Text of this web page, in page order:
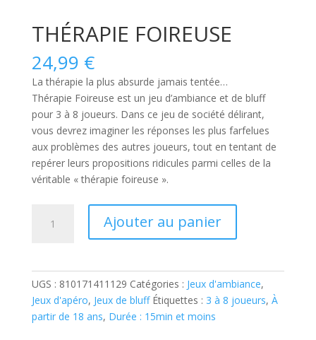
THÉRAPIE FOIREUSE
24,99 €
La thérapie la plus absurde jamais tentée…
Thérapie Foireuse est un jeu d’ambiance et de bluff
pour 3 à 8 joueurs. Dans ce jeu de société délirant,
vous devrez imaginer les réponses les plus farfelues
aux problèmes des autres joueurs, tout en tentant de
repérer leurs propositions ridicules parmi celles de la
véritable « thérapie foireuse ».
Ajouter au panier
UGS : 810171411129 Catégories : Jeux d'ambiance,
Jeux d'apéro, Jeux de bluff Étiquettes : 3 à 8 joueurs, À
partir de 18 ans, Durée : 15min et moins